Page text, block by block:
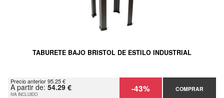
TABURETE BAJO BRISTOL DE ESTILO INDUSTRIAL
Precio anterior 95.25 €
A partir de: 54.29 €
IVA INCLUIDO -43% COMPRAR